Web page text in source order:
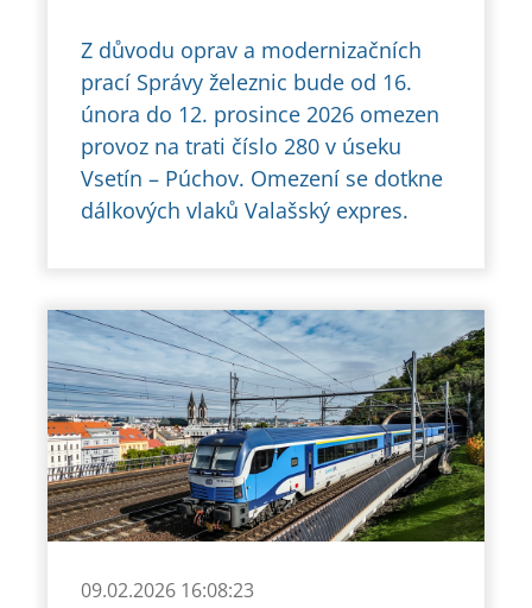
Z důvodu oprav a modernizačních
prací Správy železnic bude od 16.
února do 12. prosince 2026 omezen
provoz na trati číslo 280 v úseku
Vsetín – Púchov. Omezení se dotkne
dálkových vlaků Valašský expres.
09.02.2026 16:08:23